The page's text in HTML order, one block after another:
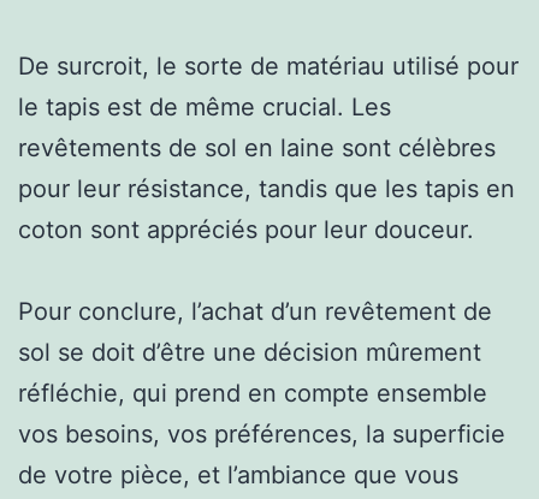
De surcroit, le sorte de matériau utilisé pour
le tapis est de même crucial. Les
revêtements de sol en laine sont célèbres
pour leur résistance, tandis que les tapis en
coton sont appréciés pour leur douceur.
Pour conclure, l’achat d’un revêtement de
sol se doit d’être une décision mûrement
réfléchie, qui prend en compte ensemble
vos besoins, vos préférences, la superficie
de votre pièce, et l’ambiance que vous